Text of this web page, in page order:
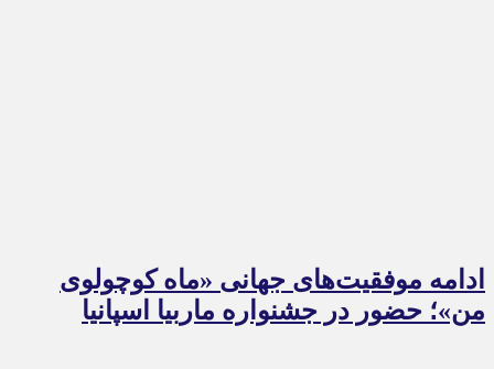
ادامه موفقیت‌های جهانی «ماه کوچولوی
من»؛ حضور در جشنواره ماربیا اسپانیا